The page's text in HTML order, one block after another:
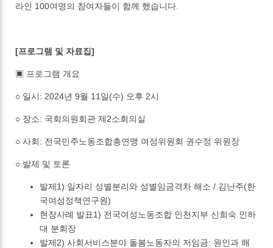
라인 100여명의 참여자들이 함께 했습니다.
[프로그램 및 자료집]
▣ 프로그램 개요
○ 일시: 2024년 9월 11일(수) 오후 2시
○ 장소: 국회의원회관 제2소회의실
○ 사회: 전국민주노동조합총연맹 여성위원회 권수정 위원장
○ 발제 및 토론
발제1) 일자리 성별분리와 성별임금격차 해소 / 김난주(한
국여성정책연구원)
현장사례 발표1) 전국여성노동조합 인천지부 신희숙 인하
대 분회장
발제2) 사회서비스분야 돌봄노동자의 저임금: 원인과 해